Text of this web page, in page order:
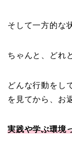
そして一方的な
ちゃんと、どれ
どんな行動をし
を見てから、お
実践や学ぶ環境